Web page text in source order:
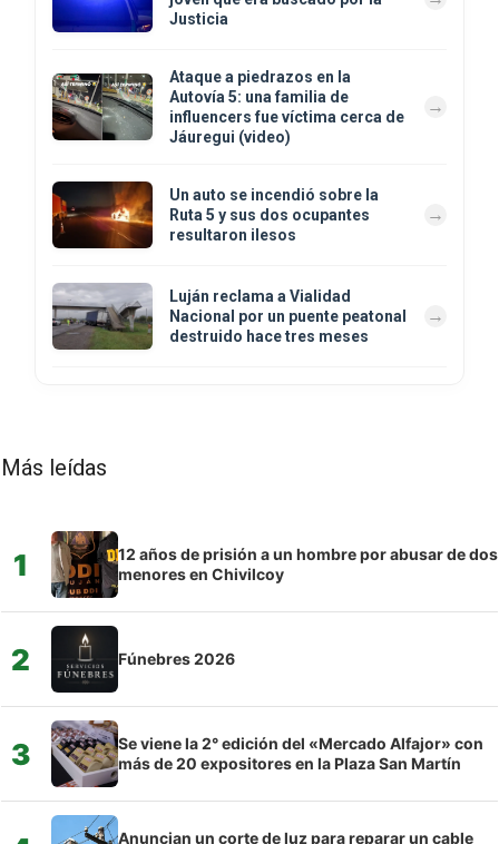
Justicia
Ataque a piedrazos en la
Autovía 5: una familia de
influencers fue víctima cerca de
Jáuregui (video)
Un auto se incendió sobre la
Ruta 5 y sus dos ocupantes
resultaron ilesos
Luján reclama a Vialidad
Nacional por un puente peatonal
destruido hace tres meses
Más leídas
1
12 años de prisión a un hombre por abusar de dos
menores en Chivilcoy
2 Fúnebres 2026
3
Se viene la 2° edición del «Mercado Alfajor» con
más de 20 expositores en la Plaza San Martín
Anuncian un corte de luz para reparar un cable